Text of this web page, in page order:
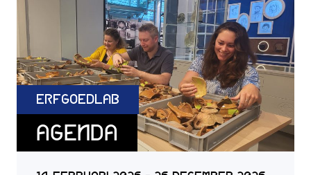
ErfgoedLab
Agenda